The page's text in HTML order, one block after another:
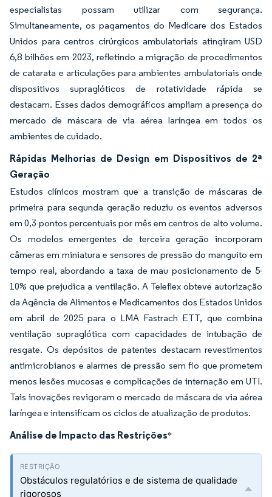
especialistas possam utilizar com segurança.
Simultaneamente, os pagamentos do Medicare dos Estados
Unidos para centros cirúrgicos ambulatoriais atingiram USD
6,8 bilhões em 2023, refletindo a migração de procedimentos
de catarata e articulações para ambientes ambulatoriais onde
dispositivos supraglóticos de rotatividade rápida se
destacam. Esses dados demográficos ampliam a presença do
mercado de máscara de via aérea laríngea em todos os
ambientes de cuidado.
Rápidas Melhorias de Design em Dispositivos de 2ª
Geração
Estudos clínicos mostram que a transição de máscaras de
primeira para segunda geração reduziu os eventos adversos
em 0,3 pontos percentuais por mês em centros de alto volume.
Os modelos emergentes de terceira geração incorporam
câmeras em miniatura e sensores de pressão do manguito em
tempo real, abordando a taxa de mau posicionamento de 5-
10% que prejudica a ventilação. A Teleflex obteve autorização
da Agência de Alimentos e Medicamentos dos Estados Unidos
em abril de 2025 para o LMA Fastrach ETT, que combina
ventilação supraglótica com capacidades de intubação de
resgate. Os depósitos de patentes destacam revestimentos
antimicrobianos e alarmes de pressão sem fio que prometem
menos lesões mucosas e complicações de internação em UTI.
Tais inovações revigoram o mercado de máscara de via aérea
laríngea e intensificam os ciclos de atualização de produtos.
Análise de Impacto das Restrições*
Obstáculos regulatórios e de sistema de qualidade
rigorosos